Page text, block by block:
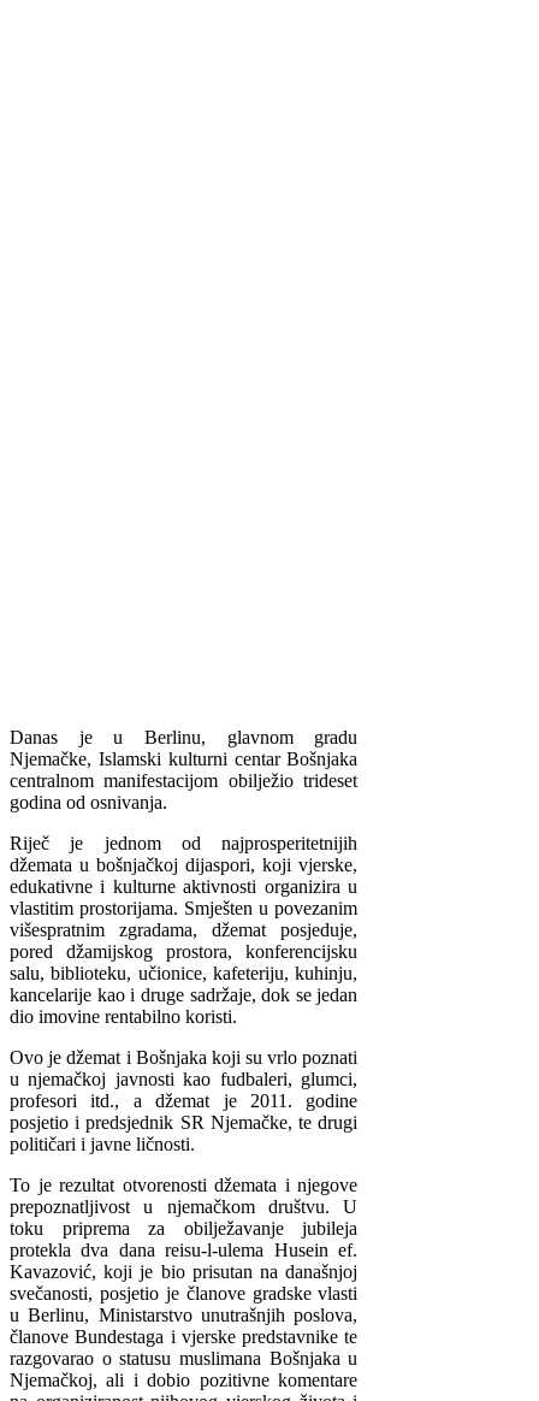
Danas je u Berlinu, glavnom gradu
Njemačke, Islamski kulturni centar Bošnjaka
centralnom manifestacijom obilježio trideset
godina od osnivanja.
Riječ je jednom od najprosperitetnijih
džemata u bošnjačkoj dijaspori, koji vjerske,
edukativne i kulturne aktivnosti organizira u
vlastitim prostorijama. Smješten u povezanim
višespratnim zgradama, džemat posjeduje,
pored džamijskog prostora, konferencijsku
salu, biblioteku, učionice, kafeteriju, kuhinju,
kancelarije kao i druge sadržaje, dok se jedan
dio imovine rentabilno koristi.
Ovo je džemat i Bošnjaka koji su vrlo poznati
u njemačkoj javnosti kao fudbaleri, glumci,
profesori itd., a džemat je 2011. godine
posjetio i predsjednik SR Njemačke, te drugi
političari i javne ličnosti.
To je rezultat otvorenosti džemata i njegove
prepoznatljivost u njemačkom društvu. U
toku priprema za obilježavanje jubileja
protekla dva dana reisu-l-ulema Husein ef.
Kavazović, koji je bio prisutan na današnjoj
svečanosti, posjetio je članove gradske vlasti
u Berlinu, Ministarstvo unutrašnjih poslova,
članove Bundestaga i vjerske predstavnike te
razgovarao o statusu muslimana Bošnjaka u
Njemačkoj, ali i dobio pozitivne komentare